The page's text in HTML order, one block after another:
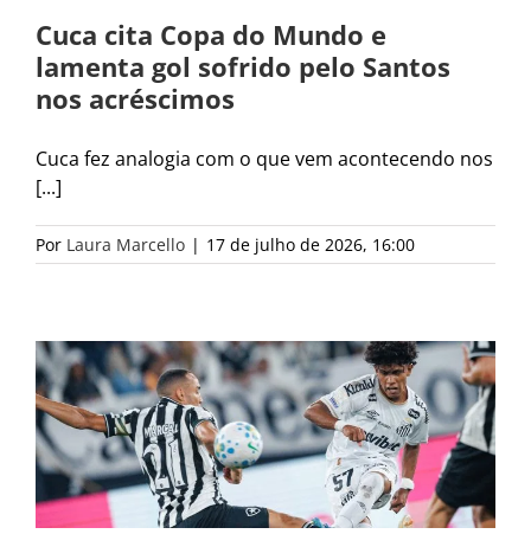
Cuca cita Copa do Mundo e
lamenta gol sofrido pelo Santos
nos acréscimos
Cuca fez analogia com o que vem acontecendo nos
[...]
Por Laura Marcello | 17 de julho de 2026, 16:00